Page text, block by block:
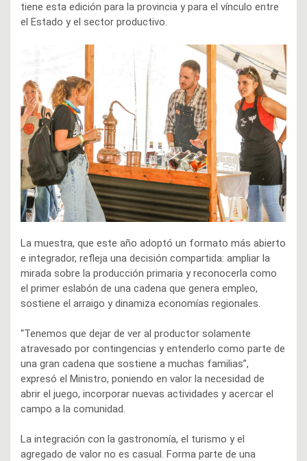
tiene esta edición para la provincia y para el vínculo entre
el Estado y el sector productivo.
La muestra, que este año adoptó un formato más abierto
e integrador, refleja una decisión compartida: ampliar la
mirada sobre la producción primaria y reconocerla como
el primer eslabón de una cadena que genera empleo,
sostiene el arraigo y dinamiza economías regionales.
“Tenemos que dejar de ver al productor solamente
atravesado por contingencias y entenderlo como parte de
una gran cadena que sostiene a muchas familias”,
expresó el Ministro, poniendo en valor la necesidad de
abrir el juego, incorporar nuevas actividades y acercar el
campo a la comunidad.
La integración con la gastronomía, el turismo y el
agregado de valor no es casual. Forma parte de una